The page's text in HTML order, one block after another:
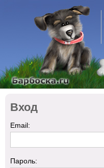
Вход
Email:
Пароль: